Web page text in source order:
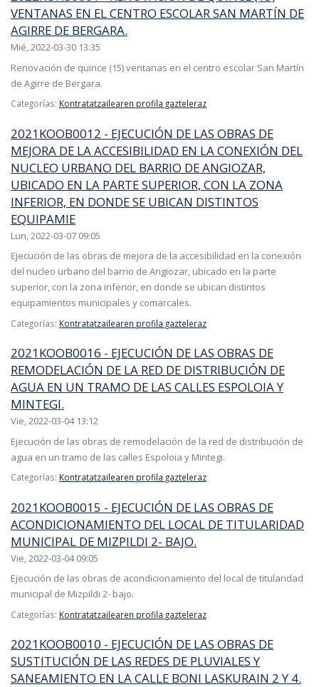
VENTANAS EN EL CENTRO ESCOLAR SAN MARTÍN DE
AGIRRE DE BERGARA.
Mié, 2022-03-30 13:35
Renovación de quince (15) ventanas en el centro escolar San Martín
de Agirre de Bergara.
Categorías: Kontratatzailearen profila gazteleraz
2021KOOB0012 - EJECUCIÓN DE LAS OBRAS DE
MEJORA DE LA ACCESIBILIDAD EN LA CONEXIÓN DEL
NUCLEO URBANO DEL BARRIO DE ANGIOZAR,
UBICADO EN LA PARTE SUPERIOR, CON LA ZONA
INFERIOR, EN DONDE SE UBICAN DISTINTOS
EQUIPAMIE
Lun, 2022-03-07 09:05
Ejecución de las obras de mejora de la accesibilidad en la conexión
del nucleo urbano del barrio de Angiozar, ubicado en la parte
superior, con la zona inferior, en donde se ubican distintos
equipamientos municipales y comarcales.
Categorías: Kontratatzailearen profila gazteleraz
2021KOOB0016 - EJECUCIÓN DE LAS OBRAS DE
REMODELACIÓN DE LA RED DE DISTRIBUCIÓN DE
AGUA EN UN TRAMO DE LAS CALLES ESPOLOIA Y
MINTEGI.
Vie, 2022-03-04 13:12
Ejecución de las obras de remodelación de la red de distribución de
agua en un tramo de las calles Espoloia y Mintegi.
Categorías: Kontratatzailearen profila gazteleraz
2021KOOB0015 - EJECUCIÓN DE LAS OBRAS DE
ACONDICIONAMIENTO DEL LOCAL DE TITULARIDAD
MUNICIPAL DE MIZPILDI 2- BAJO.
Vie, 2022-03-04 09:05
Ejecución de las obras de acondicionamiento del local de titularidad
municipal de Mizpildi 2- bajo.
Categorías: Kontratatzailearen profila gazteleraz
2021KOOB0010 - EJECUCIÓN DE LAS OBRAS DE
SUSTITUCIÓN DE LAS REDES DE PLUVIALES Y
SANEAMIENTO EN LA CALLE BONI LASKURAIN 2 Y 4.